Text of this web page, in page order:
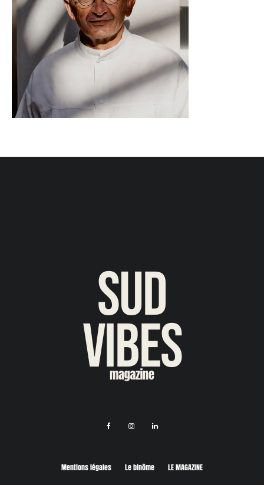
Mentions légales Le binôme LE MAGAZINE